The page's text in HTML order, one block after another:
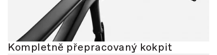
Kompletně přepracovaný kokpit